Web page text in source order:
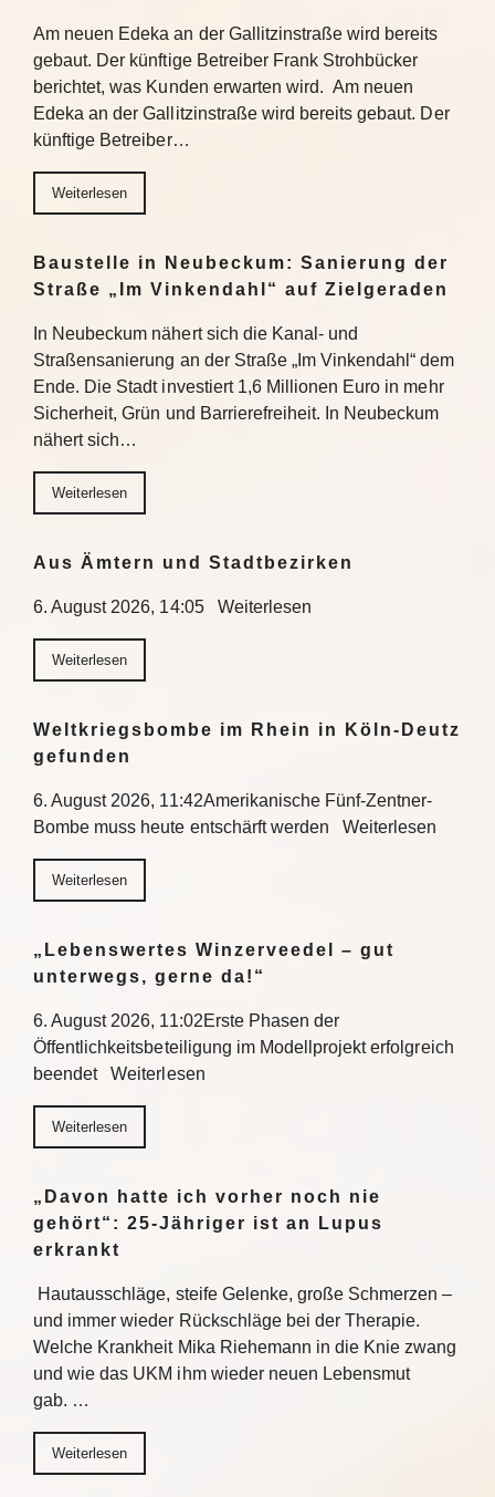
Am neuen Edeka an der Gallitzinstraße wird bereits
gebaut. Der künftige Betreiber Frank Strohbücker
berichtet, was Kunden erwarten wird. Am neuen
Edeka an der Gallitzinstraße wird bereits gebaut. Der
künftige Betreiber…
Weiterlesen
Baustelle in Neubeckum: Sanierung der
Straße „Im Vinkendahl“ auf Zielgeraden
In Neubeckum nähert sich die Kanal- und
Straßensanierung an der Straße „Im Vinkendahl“ dem
Ende. Die Stadt investiert 1,6 Millionen Euro in mehr
Sicherheit, Grün und Barrierefreiheit. In Neubeckum
nähert sich…
Weiterlesen
Aus Ämtern und Stadtbezirken
6. August 2026, 14:05 Weiterlesen
Weiterlesen
Weltkriegsbombe im Rhein in Köln-Deutz
gefunden
6. August 2026, 11:42Amerikanische Fünf-Zentner-
Bombe muss heute entschärft werden Weiterlesen
Weiterlesen
„Lebenswertes Winzerveedel – gut
unterwegs, gerne da!“
6. August 2026, 11:02Erste Phasen der
Öffentlichkeitsbeteiligung im Modellprojekt erfolgreich
beendet Weiterlesen
Weiterlesen
„Davon hatte ich vorher noch nie
gehört“: 25-Jähriger ist an Lupus
erkrankt
Hautausschläge, steife Gelenke, große Schmerzen –
und immer wieder Rückschläge bei der Therapie.
Welche Krankheit Mika Riehemann in die Knie zwang
und wie das UKM ihm wieder neuen Lebensmut
gab. …
Weiterlesen